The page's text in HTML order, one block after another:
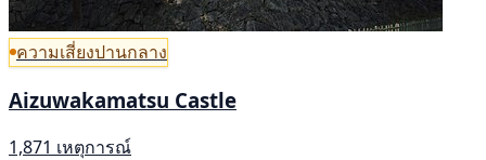
ความเสี่ยงปานกลาง
Aizuwakamatsu Castle
1,871 เหตุการณ์